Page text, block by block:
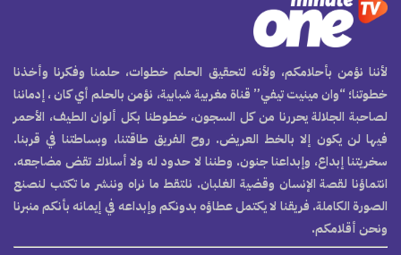
لأننا نؤمن بأحلامكم، ولأنه لتحقيق الحلم خطوات، حلمنا وفكرنا وأخذنا
خطوتنا؛ “وان مينيت تيفي” قناة مغربية شبابية، نؤمن بالحلم أي كان ، إدماننا
لصاحبة الجلالة يحررنا من كل السجون، خطوطنا بكل ألوان الطيف، الأحمر
فيها لن يكون إلا بالخط العريض. روح الفريق طاقتنا، وبساطتنا في قربنا.
سخريتنا إبداع، وإبداعنا جنون. وطننا لا حدود له ولا أسلاك تقض مضاجعه.
انتماؤنا لقصة الإنسان وقضية الغلبان. نلتقط ما نراه وننشر ما تكتب لنصنع
الصورة الكاملة. فريقنا لا يكتمل عطاؤه بدونكم وإبداعه في إيمانه بأنكم منبرنا
ونحن أقلامكم.